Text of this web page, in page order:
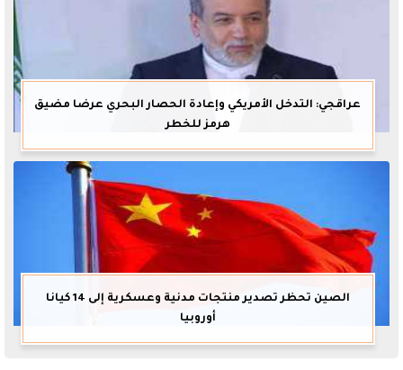
عراقجي: التدخل الأمريكي وإعادة الحصار البحري عرضا مضيق
هرمز للخطر
الصين تحظر تصدير منتجات مدنية وعسكرية إلى 14 كيانا
أوروبيا